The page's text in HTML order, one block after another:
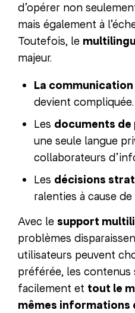
d’opérer non
mais également à
Toutefois, le
majeur.
La
devient compliquée.
Les documents de
une seule langue
collaborateurs
Les décisions
ralenties à cause
Avec le support
problèmes
utilisateurs peuvent
préférée, les
facilement et tout le
mêmes informations